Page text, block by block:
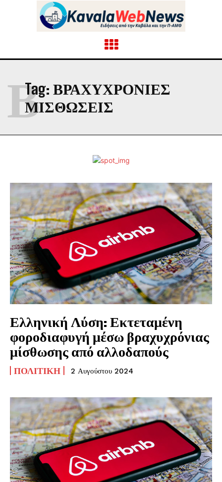
Tag: ΒΡΑΧΥΧΡΟΝΙΕΣ
ΜΙΣΘΩΣΕΙΣ
Β
Ελληνική Λύση: Εκτεταμένη
φοροδιαφυγή μέσω βραχυχρόνιας
μίσθωσης από αλλοδαπούς
ΠΟΛΙΤΙΚΉ 2 Αυγούστου 2024